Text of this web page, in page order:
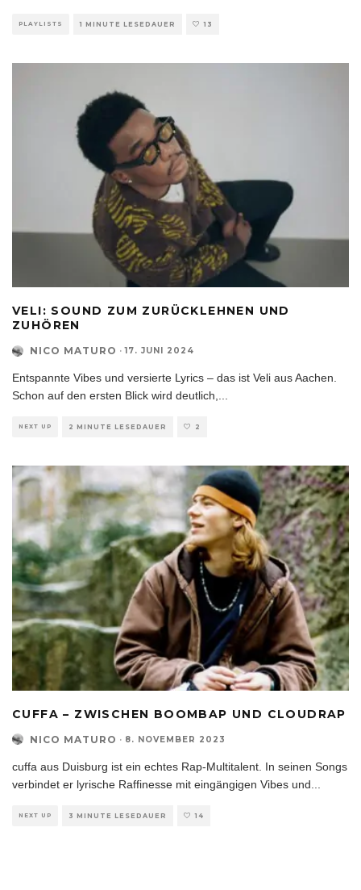
PLAYLISTS 1 MINUTE LESEDAUER 13
VELI: SOUND ZUM ZURÜCKLEHNEN UND
ZUHÖREN
NICO MATURO · 17. JUNI 2024
Entspannte Vibes und versierte Lyrics – das ist Veli aus Aachen.
Schon auf den ersten Blick wird deutlich,...
NEXT UP 2 MINUTE LESEDAUER 2
CUFFA – ZWISCHEN BOOMBAP UND CLOUDRAP
NICO MATURO · 8. NOVEMBER 2023
cuffa aus Duisburg ist ein echtes Rap-Multitalent. In seinen Songs
verbindet er lyrische Raffinesse mit eingängigen Vibes und
NEXT UP 3 MINUTE LESEDAUER 14